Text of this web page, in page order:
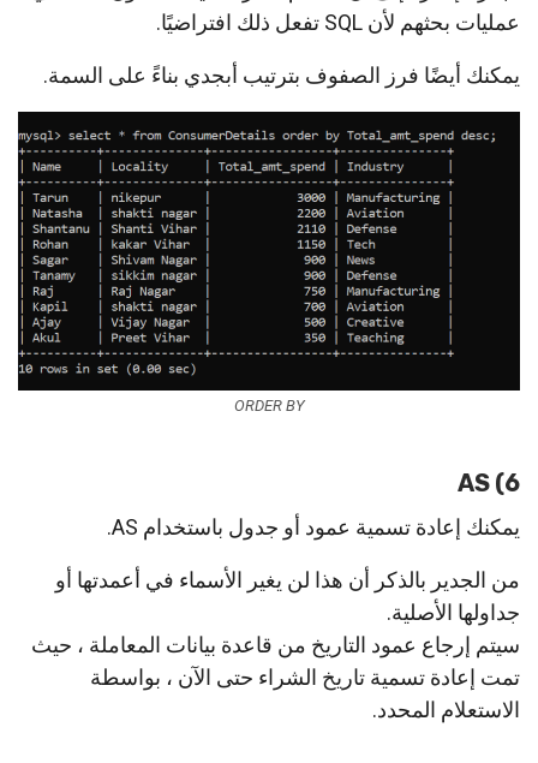
عمليات بحثهم لأن SQL تفعل ذلك افتراضيًا.
يمكنك أيضًا فرز الصفوف بترتيب أبجدي بناءً على السمة.
ORDER BY
6) AS
يمكنك إعادة تسمية عمود أو جدول باستخدام AS.
من الجدير بالذكر أن هذا لن يغير الأسماء في أعمدتها أو
جداولها الأصلية.
سيتم إرجاع عمود التاريخ من قاعدة بيانات المعاملة ، حيث
تمت إعادة تسمية تاريخ الشراء حتى الآن ، بواسطة
الاستعلام المحدد.